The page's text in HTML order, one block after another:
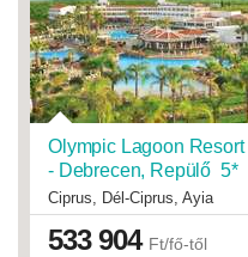
Olympic Lagoon Resort
- Debrecen, Repülő 5*
Ciprus, Dél-Ciprus, Ayia
Napa
Időpontok:
10 db
533 904 Ft/fő-től